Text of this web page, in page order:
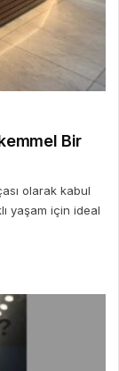
Bir
olarak kabul
yaşam için ideal